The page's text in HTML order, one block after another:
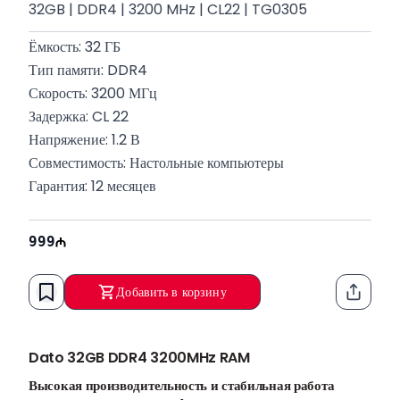
32GB | DDR4 | 3200 MHz | CL22 | TG0305
Ёмкость: 32 ГБ
Тип памяти: DDR4
Скорость: 3200 МГц
Задержка: CL 22
Напряжение: 1.2 В
Совместимость: Настольные компьютеры
Гарантия: 12 месяцев
999
Добавить в корзину
Dato 32GB DDR4 3200MHz RAM
Высокая производительность и стабильная работа